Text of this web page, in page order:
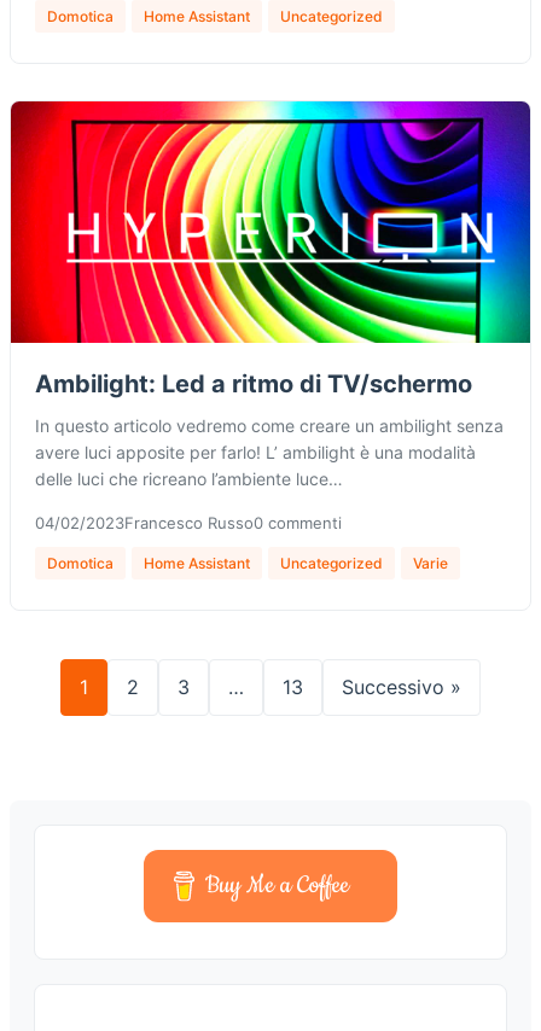
Domotica Home Assistant Uncategorized
Ambilight: Led a ritmo di TV/schermo
In questo articolo vedremo come creare un ambilight senza
avere luci apposite per farlo! L’ ambilight è una modalità
delle luci che ricreano l’ambiente luce…
04/02/2023Francesco Russo0 commenti
Domotica Home Assistant Uncategorized Varie
1 2 3 … 13 Successivo »
Buy Me a Coffee